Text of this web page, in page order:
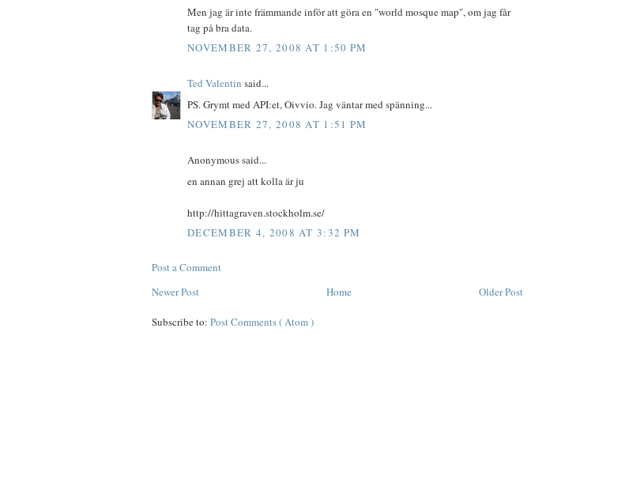
Men jag är inte främmande inför att göra en "world mosque map", om jag får
tag på bra data.
NOVEMBER 27, 2008 AT 1:50 PM
Ted Valentin said...
PS. Grymt med API:et, Oivvio. Jag väntar med spänning...
NOVEMBER 27, 2008 AT 1:51 PM
Anonymous said...
en annan grej att kolla är ju
http://hittagraven.stockholm.se/
DECEMBER 4, 2008 AT 3:32 PM
Post a Comment
Newer Post
Older Post
Home
Subscribe to: Post Comments ( Atom )